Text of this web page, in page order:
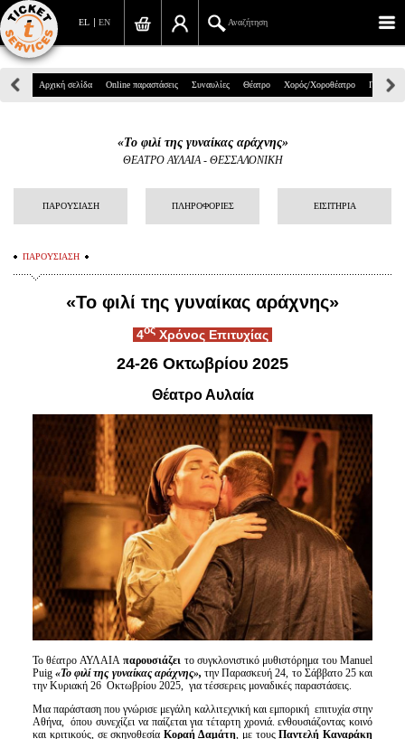
EN
EL Αναζήτηση
Πανεπιστημίου 39, Αθήνα
info@ticketservices.gr
Αναζήτηση
Σύνδεση/Εγγραφή
Αναζήτηση παραγγελίας
Προσωπικά Δεδομένα
Πληροφορίες
Αρχική σελίδα Online παραστάσεις Συναυλίες Θέατρο Χορός/Χοροθέατρο Παιδικά
«To φιλί της γυναίκας αράχνης»
ΘΕΑΤΡΟ ΑΥΛΑΙΑ - ΘΕΣΣΑΛΟΝΙΚΗ
ΠΑΡΟΥΣΙΑΣΗ ΠΛΗΡΟΦΟΡΙΕΣ ΕΙΣΙΤΗΡΙΑ
ΠΑΡΟΥΣΙΑΣΗ
«To φιλί της γυναίκας αράχνης»
4ος Χρόνος Επιτυχίας
24-26 Οκτωβρίου 2025
Θέατρο Αυλαία
Το θέατρο ΑΥΛΑΙΑπαρουσιάζει το συγκλονιστικό μυθιστόρημα του Manuel
Puig«Το φιλί της γυναίκας αράχνης»,την Παρασκευή 24, το Σάββατο 25 και
την Κυριακή 26 Οκτωβρίου 2025, για τέσσερεις μοναδικές παραστάσεις.
Μια παράσταση που γνώρισε μεγάλη καλλιτεχνική και εμπορική επιτυχία στην
Αθήνα, όπου συνεχίζει να παίζεται για τέταρτη χρονιά. ενθουσιάζοντας κοινό
και κριτικούς, σε σκηνοθεσίαΚοραή Δαμάτη, με τουςΠαντελή Καναράκη